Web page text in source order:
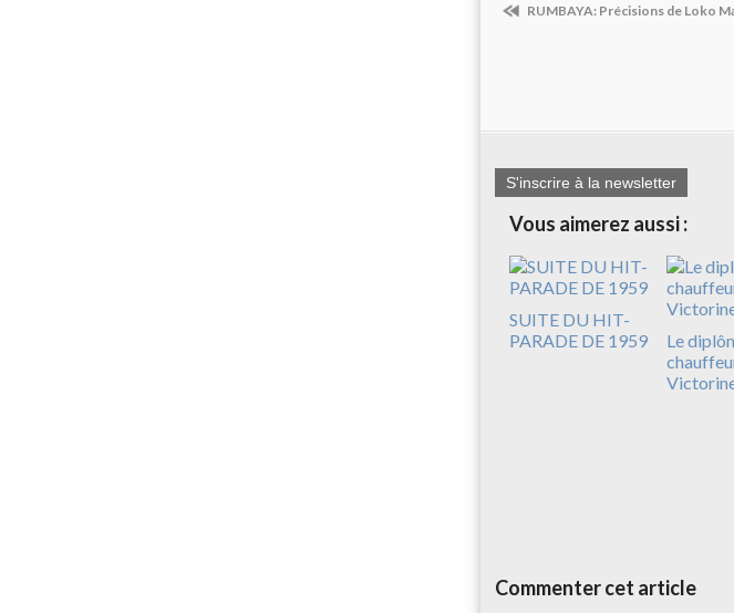
RUMBAYA: Précisions de Loko
S'inscrire à la newsletter
Vous aimerez aussi :
SUITE DU HIT-
PARADE DE 1959
Le
Commenter cet article